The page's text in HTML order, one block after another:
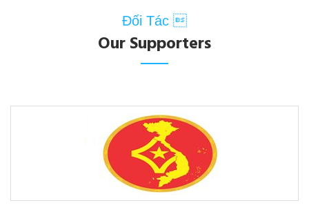
Đối Tác 
Our Supporters